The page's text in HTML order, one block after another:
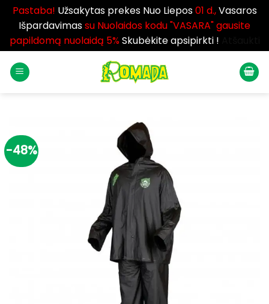
Pastaba! Užsakytas prekes Nuo Liepos01 d.,Vasaros
Išpardavimassu Nuolaidos kodu "VASARA" gausite
papildomą nuolaidą 5%Skubėkite apsipirkti !
-48%